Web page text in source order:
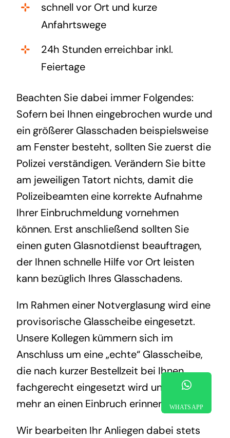
schnell vor Ort und kurze
Anfahrtswege
24h Stunden erreichbar inkl.
Feiertage
Beachten Sie dabei immer Folgendes:
Sofern bei Ihnen eingebrochen wurde und
ein größerer Glasschaden beispielsweise
am Fenster besteht, sollten Sie zuerst die
Polizei verständigen. Verändern Sie bitte
am jeweiligen Tatort nichts, damit die
Polizeibeamten eine korrekte Aufnahme
Ihrer Einbruchmeldung vornehmen
können. Erst anschließend sollten Sie
einen guten Glasnotdienst beauftragen,
der Ihnen schnelle Hilfe vor Ort leisten
kann bezüglich Ihres Glasschadens.
Im Rahmen einer Notverglasung wird eine
provisorische Glasscheibe eingesetzt.
Unsere Kollegen kümmern sich im
Anschluss um eine „echte“ Glasscheibe,
die nach kurzer Bestellzeit bei Ihnen
fachgerecht eingesetzt wird und nichts
mehr an einen Einbruch erinnert.
Wir bearbeiten Ihr Anliegen dabei stets
WHATSAPP